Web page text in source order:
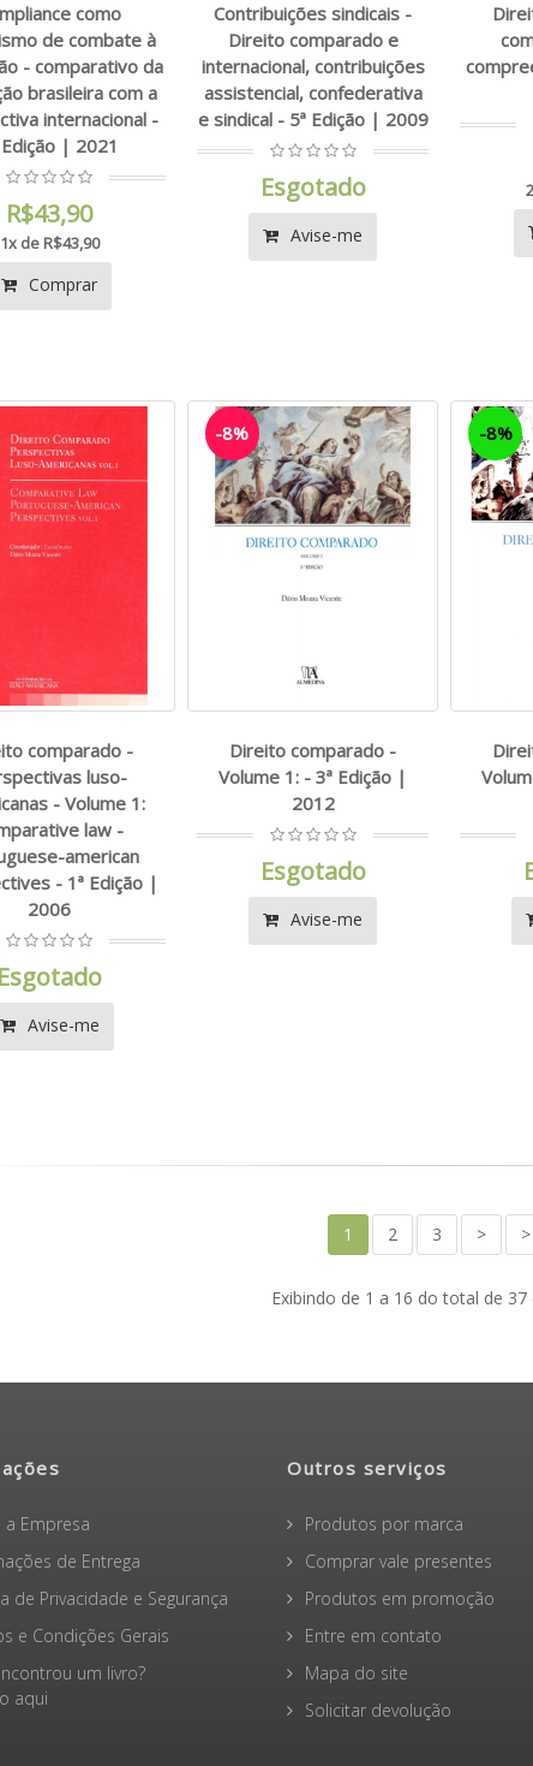
como
de combate à
- comparativo da
brasileira com a
internacional -
Edição | 2021
R$43,90
1x de R$43,90
Comprar
Contribuições sindicais -
Direito comparado e
internacional, contribuições
assistencial, confederativa
e sindical - 5ª Edição | 2009
Esgotado
Avise-me
comparado -
luso-
- Volume 1:
law -
american
- 1ª Edição |
2006
Avise-me
-8%
Direito comparado -
Volume 1: - 3ª Edição |
2012
Esgotado
Avise-me
-8%
1 2 3 >
Exibindo de 1 a 16 do total de 37
a Empresa
de Entrega
de Privacidade e Segurança
e Condições Gerais
um livro?
aqui
Outros serviços
Produtos por marca
Comprar vale presentes
Produtos em promoção
Entre em contato
Mapa do site
Solicitar devolução